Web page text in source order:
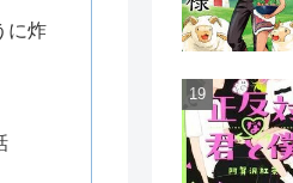
に炸